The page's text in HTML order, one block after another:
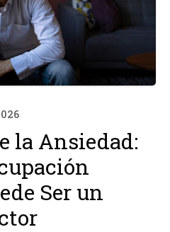
la Ansiedad:
Ser un